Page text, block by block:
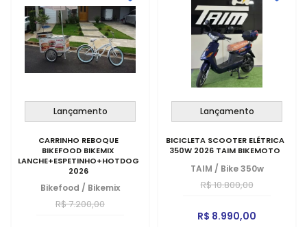
Lançamento
CARRINHO REBOQUE
BIKEFOOD BIKEMIX
LANCHE+ESPETINHO+HOTDOG+FRITURA
2026
Bikefood / Bikemix
R$ 7.200,00
Lançamento
BICICLETA SCOOTER ELÉTRICA
350W 2026 TAIM BIKEMOTO
TAIM / Bike 350w
R$ 10.800,00
R$ 8.990,00